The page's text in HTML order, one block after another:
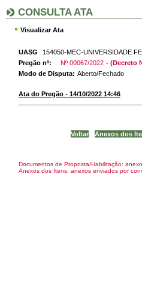
CONSULTA ATA
Visualizar Ata
UASG
154050-MEC-UNIVERSIDADE
Pregão nº:
Nº 00067/2022 - (Decreto
Modo de Disputa: Aberto/Fechado
Ata do Pregão - 14/10/2022 14:46
Documentos de Proposta/Habilitação:
Anexos dos Itens: anexos enviados por